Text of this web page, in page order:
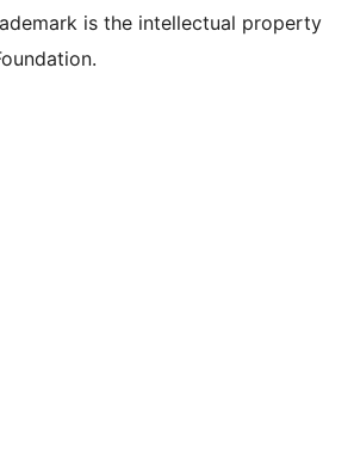
is the intellectual property